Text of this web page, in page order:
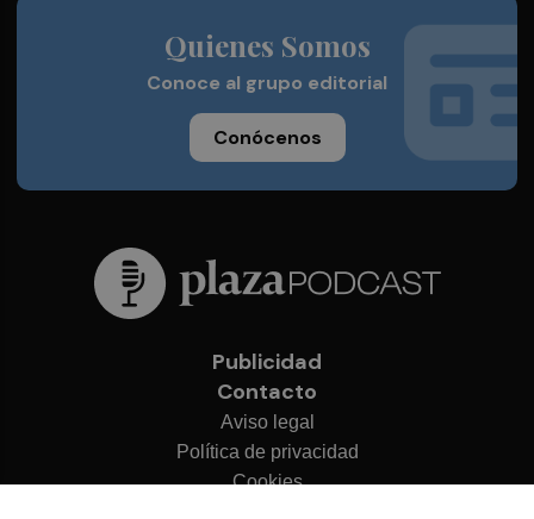
Quienes Somos
Conoce al grupo editorial
Conócenos
Publicidad
Contacto
Aviso legal
Política de privacidad
Cookies